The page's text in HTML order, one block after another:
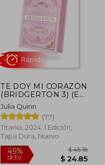
Rápido
TE DOY MI CORAZÓN
(BRIDGERTON 3) (ED.
ESPECIAL)
Julia Quinn
(77)
Titania, 2024, 1 Edición,
Tapa Dura, Nuevo